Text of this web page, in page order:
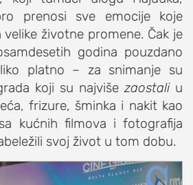
prenosi sve emocije koje
velike životne promene. Čak je
godina pouzdano
platno – za snimanje su
koji su najvišezaostaliu
frizure, šminka i nakit kao
kućnih filmova i fotografija
svoj život u tom dobu.